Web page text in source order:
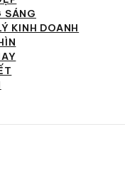
SÁNG
KINH DOANH